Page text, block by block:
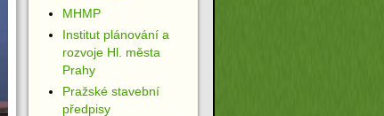
MHMP
Institut plánování a
rozvoje Hl. města
Prahy
Pražské stavební
předpisy